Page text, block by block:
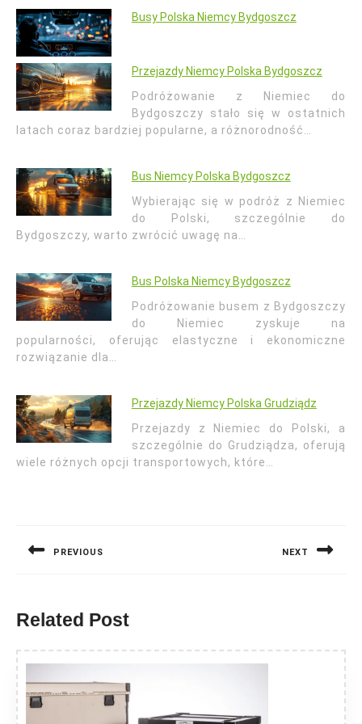
Busy Polska Niemcy Bydgoszcz
Przejazdy Niemcy Polska Bydgoszcz
Podróżowanie z Niemiec do
Bydgoszczy stało się w ostatnich
latach coraz bardziej popularne, a różnorodność…
Bus Niemcy Polska Bydgoszcz
Wybierając się w podróż z Niemiec
do Polski, szczególnie do
Bydgoszczy, warto zwrócić uwagę na…
Bus Polska Niemcy Bydgoszcz
Podróżowanie busem z Bydgoszczy
do Niemiec zyskuje na
popularności, oferując elastyczne i ekonomiczne
rozwiązanie dla…
Przejazdy Niemcy Polska Grudziądz
Przejazdy z Niemiec do Polski, a
szczególnie do Grudziądza, oferują
wiele różnych opcji transportowych, które…
PREVIOUS NEXT
Related Post